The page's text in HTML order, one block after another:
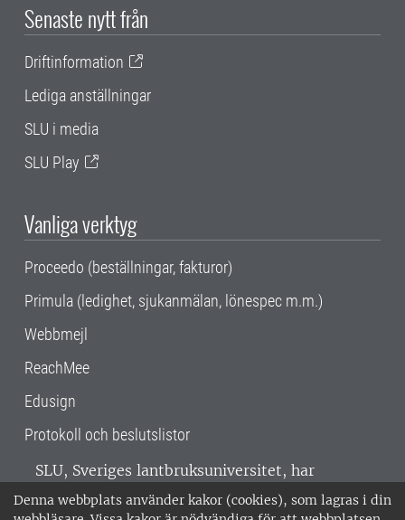
Denna webbplats använder kakor (cookies), som lagras i din
Senaste nytt från
Driftinformation
Lediga anställningar
SLU i media
SLU Play
Vanliga verktyg
Proceedo (beställningar, fakturor)
Primula (ledighet, sjukanmälan, lönespec m.m.)
Webbmejl
ReachMee
Edusign
Protokoll och beslutslistor
SLU, Sveriges lantbruksuniversitet, har
verksamhet över hela Sverige. Huvudorter är
Alnarp, Uppsala och Umeå.SLU är